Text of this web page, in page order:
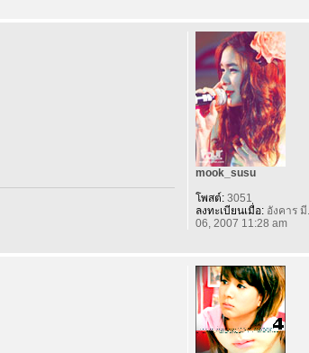
mook_susu
โพสต์:3051
ลงทะเบียนเมื่อ:อังคาร มี.
06, 2007 11:28 am